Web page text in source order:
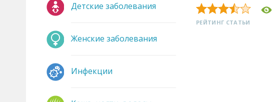
РЕЙТИНГ СТАТЬИ
Детские заболевания
Женские заболевания
Инфекции